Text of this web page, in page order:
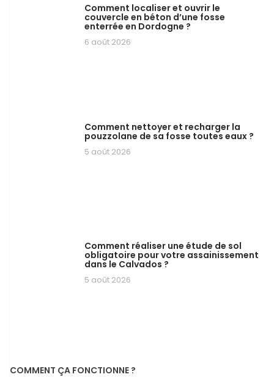
Comment localiser et ouvrir le
couvercle en béton d’une fosse
enterrée en Dordogne ?
6 août 2026
Comment nettoyer et recharger la
pouzzolane de sa fosse toutes eaux ?
5 août 2026
Comment réaliser une étude de sol
obligatoire pour votre assainissement
dans le Calvados ?
5 août 2026
COMMENT ÇA FONCTIONNE ?